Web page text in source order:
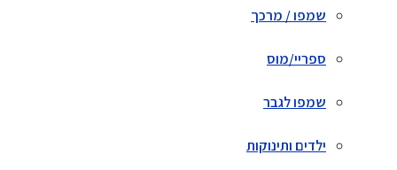
שמפו / מרכך
ספריי/מוס
שמפו לגבר
ילדים ותינוקות